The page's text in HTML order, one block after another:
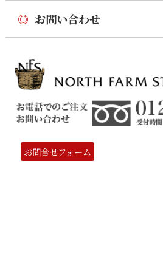
◎ お問い合わせ
お問合せフォーム